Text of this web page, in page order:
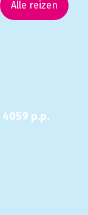
Alle reizen
4059 p.p.